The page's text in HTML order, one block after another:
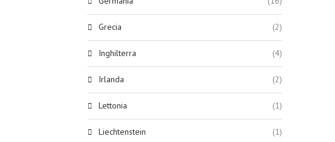
Grecia (2)
Inghilterra (4)
Irlanda (2)
Lettonia (1)
Liechtenstein (1)